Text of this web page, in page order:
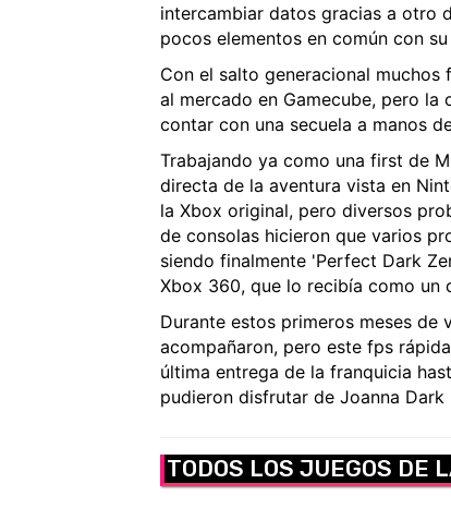
intercambiar datos gracias a otro
pocos elementos en común con
Con el salto generacional muchos
al mercado en Gamecube, pero
contar con una secuela a manos
Trabajando ya como una first de
directa de la aventura vista en
la Xbox original, pero diversos
de consolas hicieron que varios
siendo finalmente 'Perfect Dark
Xbox 360, que lo recibía como un
Durante estos primeros meses de
acompañaron, pero este fps
última entrega de la franquicia
pudieron disfrutar de Joanna
TODOS LOS JUEGOS DE